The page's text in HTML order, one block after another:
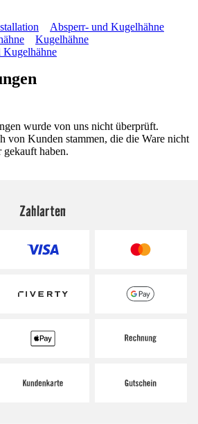
Absperr- und Kugelhähne
Kugelhähne
Kugelhähne
wurde von uns nicht überprüft.
von Kunden stammen, die die Ware nicht
haben.
Zahlarten